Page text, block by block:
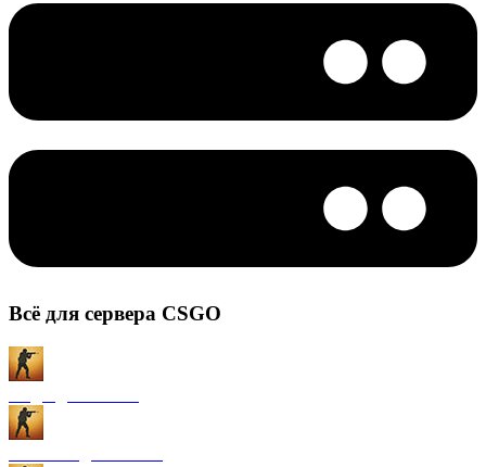
Всё для сервера CSGO